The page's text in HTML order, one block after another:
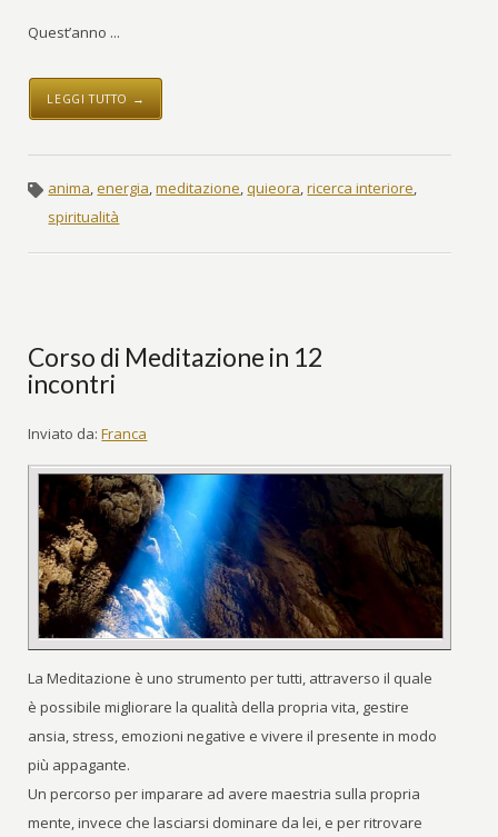
Quest’anno ...
LEGGI TUTTO →
anima,energia,meditazione,quieora,ricerca interiore,
spiritualità
Corso di Meditazione in 12
incontri
Inviato da: Franca
La Meditazione è uno strumento per tutti, attraverso il quale
è possibile migliorare la qualità della propria vita, gestire
ansia, stress, emozioni negative e vivere il presente in modo
più appagante.
Un percorso per imparare ad avere maestria sulla propria
mente, invece che lasciarsi dominare da lei, e per ritrovare